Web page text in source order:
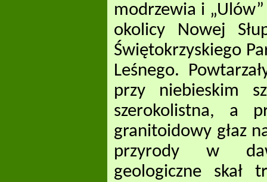
modrzewia i
okolicy Nowej
Świętokrzyskiego
Leśnego.
przy niebieskim
szerokolistna, a
granitoidowy głaz
przyrody w
geologiczne skał